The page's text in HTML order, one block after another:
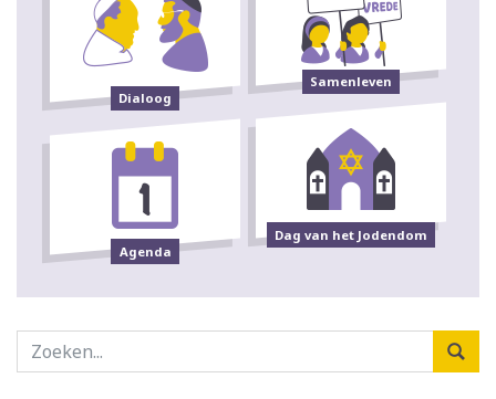
Dialoog
Samenleven
Agenda
Dag van het Jodendom